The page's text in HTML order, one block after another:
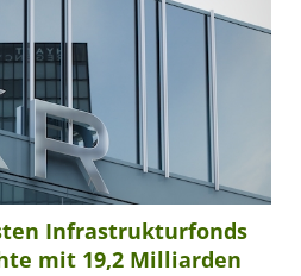
Infrastrukturfonds
mit 19,2 Milliarden